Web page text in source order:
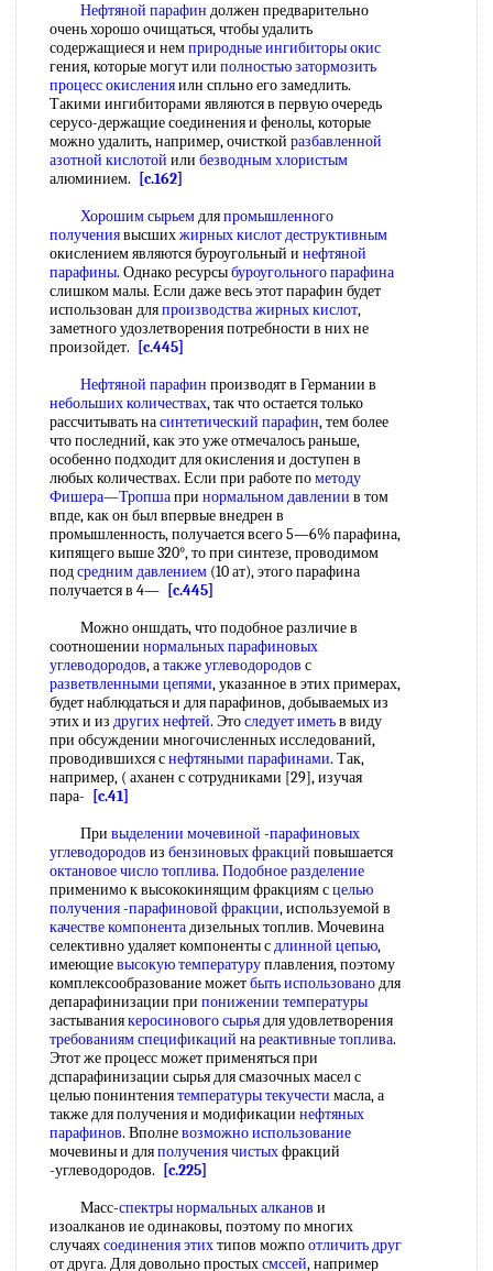
Нефтяной парафин должен предварительно
очень хорошо очищаться, чтобы удалить
содержащиеся и немприродные ингибиторыокис
гения, которые могут или полностью затормозить
процесс окисленияилн спльно его замедлить.
Такими ингибиторами являются в первую очередь
серусо-держащие соединения и фенолы, которые
можно удалить, например, очисткой разбавленной
азотной кислотой или безводным хлористым
алюминием.
[c.162]
Хорошим сырьемдляпромышленного
получениявысшихжирных кислот деструктивным
окислением являются буроугольный и нефтяной
парафины. Однако ресурсыбуроугольного парафина
слишком малы. Если даже весь этот парафин будет
использован дляпроизводства жирных кислот,
заметного удозлетворения потребности в них не
произойдет.
[c.445]
Нефтяной парафин производят в Германии в
небольших количествах, так что остается только
рассчитывать насинтетический парафин, тем более
что последний, как это уже отмечалось раньше,
особенно подходит для окисления и доступен в
любых количествах. Если при работе пометоду
Фишера—Тропшапри нормальном давлении в том
впде, как он был впервые внедрен в
промышленность, получается всего 5—6% парафина,
кипящего выше 320°, то при синтезе, проводимом
подсредним давлением (10 ат), этого парафина
получается в 4— [c.445]
Можно оншдать, что подобное различие в
соотношении нормальных парафиновых
углеводородов, атакже углеводородов с
разветвленными цепями, указанное в этих примерах,
будет наблюдаться и для парафинов, добываемых из
этих и из других нефтей. Этоследует иметьв виду
при обсуждении многочисленных исследований,
проводившихся снефтяными парафинами. Так,
например, ( аханен с сотрудниками [29], изучая
пара-
[c.41]
При выделении мочевиной -парафиновых
углеводородов из бензиновых фракций повышается
октановое число топлива. Подобное разделение
применимо к высококинящим фракциям сцелью
получения-парафиновой фракции, используемой в
качестве компонентадизельных топлив. Мочевина
селективно удаляет компоненты сдлинной цепью,
имеющиевысокую температуруплавления, поэтому
комплексообразование можетбыть использованодля
депарафинизации при понижении температуры
застываниякеросинового сырьядля удовлетворения
требованиям спецификаций нареактивные топлива.
Этот же процесс может применяться при
дспарафинизации сырья для смазочных масел с
целью понинтениятемпературы текучести масла, а
также для получения и модификации нефтяных
парафинов. Вполневозможно использование
мочевины и дляполучения чистыхфракций
-углеводородов.
[c.225]
Масс-спектры нормальных алканов и
изоалканов ие одинаковы, поэтому по многих
случаяхсоединения этихтипов можпоотличить друг
от друга. Для довольно простыхсмссей, например